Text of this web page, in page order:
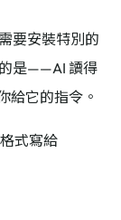
要安裝特別的
是——AI 讀得
給它的指令。
式寫給